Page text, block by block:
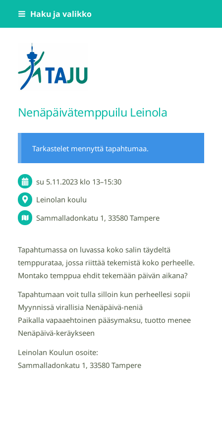
Siirry
Haku ja valikko
Tampereen Jumppatiimi TAJU ry
Nenäpäivätemppuilu Leinola
Tarkastelet mennyttä tapahtumaa.
su 5.11.2023 klo 13–15:30
Leinolan koulu
Sammalladonkatu 1, 33580 Tampere
Tapahtumassa on luvassa koko salin täydeltä
temppurataa, jossa riittää tekemistä koko perheelle.
Montako temppua ehdit tekemään päivän aikana?
Tapahtumaan voit tulla silloin kun perheellesi sopii
Myynnissä virallisia Nenäpäivä-neniä
Paikalla vapaaehtoinen pääsymaksu, tuotto menee
Nenäpäivä-keräykseen
Leinolan Koulun osoite:
Sammalladonkatu 1, 33580 Tampere